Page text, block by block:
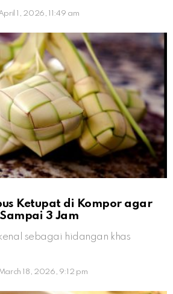
1, 2026, 11:49 am
Ketupat di Kompor agar
3 Jam
sebagai hidangan khas
18, 2026, 9:12 pm